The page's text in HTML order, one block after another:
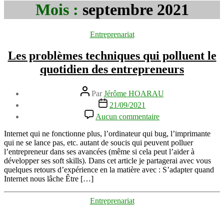
Mois : septembre 2021
Catégories
Entreprenariat
Les problèmes techniques qui polluent le
quotidien des entrepreneurs
Auteur
de
l’article
ParJérôme HOARAU
Date
l’article
21/09/2021
Aucun commentaire
Les
problèmes
techniques
qui
polluent
le
quotidien
entrepreneurs
Internet qui ne fonctionne plus, l’ordinateur qui bug, l’imprimante
qui ne se lance pas, etc. autant de soucis qui peuvent polluer
l’entrepreneur dans ses avancées (même si cela peut l’aider à
développer ses soft skills). Dans cet article je partagerai avec vous
quelques retours d’expérience en la matière avec : S’adapter quand
Internet nous lâche Être […]
Catégories
Entreprenariat